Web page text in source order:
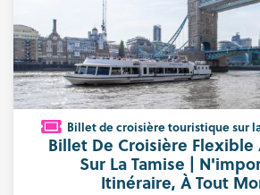
Billet de croisière touristique sur
Billet De Croisière
Sur La Tamise |
Itinéraire, À Tout